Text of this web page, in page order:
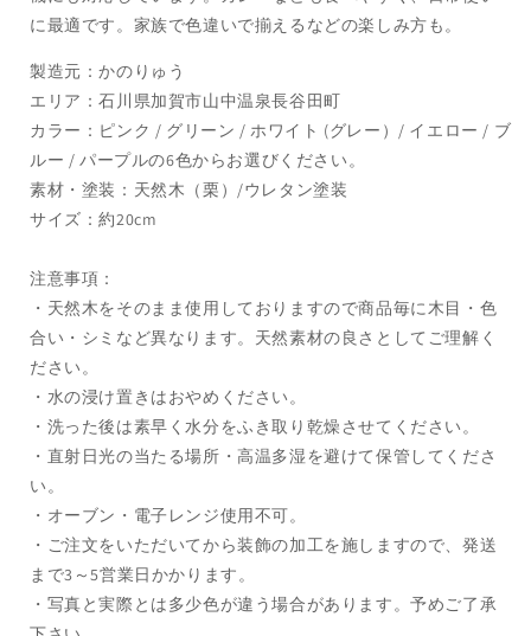
に最適です。家族で色違いで揃えるなどの楽しみ方も。
製造元：かのりゅう
エリア：石川県加賀市山中温泉長谷田町
カラー：ピンク / グリーン / ホワイト (グレー）/ イエロー / ブ
ルー / パープルの6色からお選びください。
素材・塗装：天然木（栗）/ウレタン塗装
サイズ：約20cm
注意事項：
・天然木をそのまま使用しておりますので商品毎に木目・色
合い・シミなど異なります。天然素材の良さとしてご理解く
ださい。
・水の浸け置きはおやめください。
・洗った後は素早く水分をふき取り乾燥させてください。
・直射日光の当たる場所・高温多湿を避けて保管してくださ
い。
・オーブン・電子レンジ使用不可。
・ご注文をいただいてから装飾の加工を施しますので、発送
まで3～5営業日かかります。
・写真と実際とは多少色が違う場合があります。予めご了承